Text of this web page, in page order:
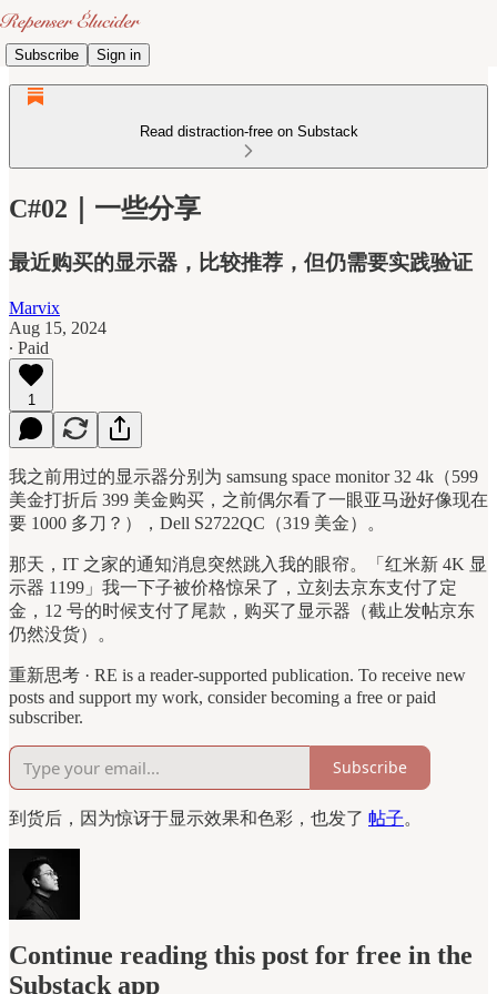
Subscribe Sign in
Read distraction-free on Substack
C#02｜一些分享
最近购买的显示器，比较推荐，但仍需要实践验证
Marvix
Aug 15, 2024
∙ Paid
1
我之前用过的显示器分别为 samsung space monitor 32 4k（599
美金打折后 399 美金购买，之前偶尔看了一眼亚马逊好像现在
要 1000 多刀？），Dell S2722QC（319 美金）。
那天，IT 之家的通知消息突然跳入我的眼帘。「红米新 4K 显
示器 1199」我一下子被价格惊呆了，立刻去京东支付了定
金，12 号的时候支付了尾款，购买了显示器（截止发帖京东
仍然没货）。
重新思考 · RE is a reader-supported publication. To receive new
posts and support my work, consider becoming a free or paid
subscriber.
Subscribe
到货后，因为惊讶于显示效果和色彩，也发了 帖子。
Continue reading this post for free in the
Substack app